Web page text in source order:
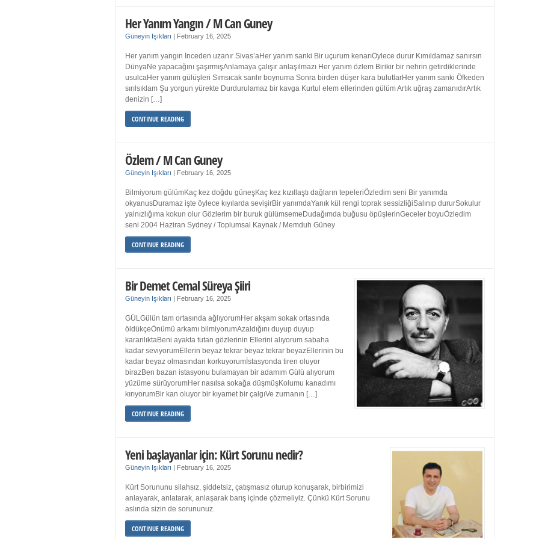
Her Yanım Yangın / M Can Guney
Güneyin Işıkları February 16, 2025
Her yanım yangın İnceden uzanır Sivas’aHer yanım sanki Bir uçurum kenarıÖylece durur Kımıldamaz sanırsın
DünyaNe yapacağını şaşırmışAnlamaya çalışır anlaşılmazı Her yanım özlem Birikir bir nehrin getirdiklerinde
usulcaHer yanım gülüşleri Sımsıcak sarılır boynuma Sonra birden düşer kara bulutlarHer yanım sanki Öfkeden
sırılsıklam Şu yorgun yürekte Durdurulamaz bir kavga Kurtul elem ellerinden gülüm Artık uğraş zamanıdırArtık
denizin […]
CONTINUE READING
Özlem / M Can Guney
Güneyin Işıkları February 16, 2025
Bilmiyorum gülümKaç kez doğdu güneşKaç kez kızıllaştı dağların tepeleriÖzledim seni Bir yanımda
okyanusDuramaz işte öylece kıyılarda sevişirBir yanımdaYanık kül rengi toprak sessizliğiSalınıp dururSokulur
yalnızlığıma kokun olur Gözlerim bir buruk gülümsemeDudağımda buğusu öpüşlerinGeceler boyuÖzledim
seni 2004 Haziran Sydney / Toplumsal Kaynak / Memduh Güney
CONTINUE READING
Bir Demet Cemal Süreya Şiiri
Güneyin Işıkları February 16, 2025
GÜLGülün tam ortasında ağlıyorumHer akşam sokak ortasında
öldükçeÖnümü arkamı bilmiyorumAzaldığını duyup duyup
karanlıktaBeni ayakta tutan gözlerinin Ellerini alıyorum sabaha
kadar seviyorumEllerin beyaz tekrar beyaz tekrar beyazEllerinin bu
kadar beyaz olmasından korkuyorumİstasyonda tiren oluyor
birazBen bazan istasyonu bulamayan bir adamım Gülü alıyorum
yüzüme sürüyorumHer nasılsa sokağa düşmüşKolumu kanadımı
kırıyorumBir kan oluyor bir kıyamet bir çalgıVe zurnanın […]
CONTINUE READING
Yeni başlayanlar için: Kürt Sorunu nedir?
Güneyin Işıkları February 16, 2025
Kürt Sorununu silahsız, şiddetsiz, çatışmasız oturup konuşarak, birbirimizi
anlayarak, anlatarak, anlaşarak barış içinde çözmeliyiz. Çünkü Kürt Sorunu
aslında sizin de sorununuz.
CONTINUE READING